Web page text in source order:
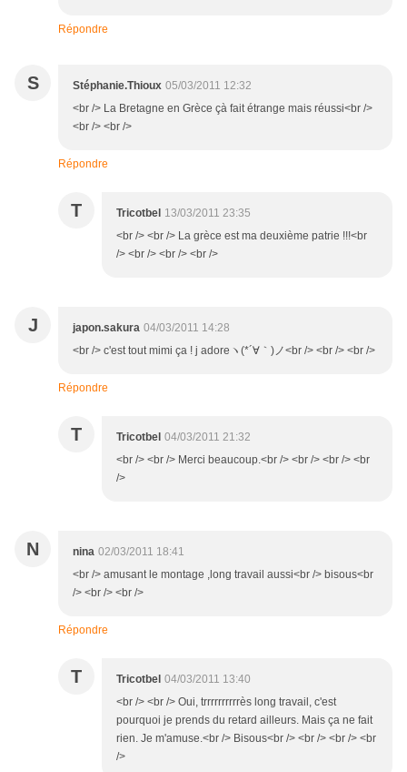
Répondre
S Stéphanie.Thioux 05/03/2011 12:32
<br /> La Bretagne en Grèce çà fait étrange mais réussi<br />
<br /> <br />
Répondre
T Tricotbel 13/03/2011 23:35
<br /> <br /> La grèce est ma deuxième patrie !!!<br
/> <br /> <br /> <br />
J japon.sakura 04/03/2011 14:28
<br /> c'est tout mimi ça ! j adoreヽ(*´∀｀)ノ<br /> <br /> <br />
Répondre
T Tricotbel 04/03/2011 21:32
<br /> <br /> Merci beaucoup.<br /> <br /> <br /> <br
/>
N nina 02/03/2011 18:41
<br /> amusant le montage ,long travail aussi<br /> bisous<br
/> <br /> <br />
Répondre
T Tricotbel 04/03/2011 13:40
<br /> <br /> Oui, trrrrrrrrrrès long travail, c'est
pourquoi je prends du retard ailleurs. Mais ça ne fait
rien. Je m'amuse.<br /> Bisous<br /> <br /> <br /> <br
/>